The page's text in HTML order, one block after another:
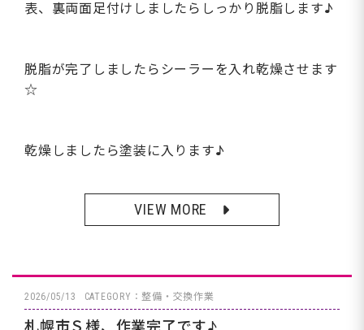
表、裏両面足付けしましたらしっかり脱脂します♪
脱脂が完了しましたらシーラーを入れ乾燥させます
☆
乾燥しましたら塗装に入ります♪
VIEW MORE
2026/05/13 CATEGORY：整備・交換作業
札幌市Ｓ様、作業完了です♪